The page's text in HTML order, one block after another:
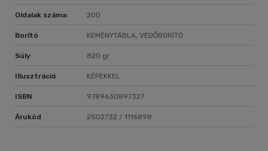
Oldalak száma: 200
Borító KEMÉNYTÁBLA, VÉDŐBORÍTÓ
Súly 820 gr
Illusztráció KÉPEKKEL
ISBN 9789630897327
Árukód 2502732 / 1116898